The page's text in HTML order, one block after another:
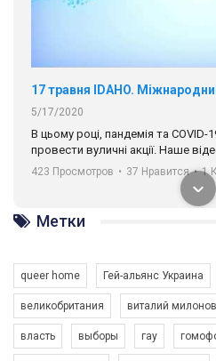
5/17/2020
В цьому році, пандемія та
провести вуличні акції. Наше
навіть коли ми у різних містах
разом. Ми закликаємо всіх хто
солідарності, приєднатися до
ГАУ є в 16 областях України.
Разом наш голос лунає гучніше!
423 Просмотров • 37 Нравится • 1
Метки
queer home Гей-альянс Украина
великобритания виталий милонов
власть выборы гау